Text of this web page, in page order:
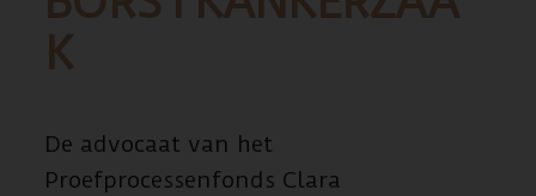
K
De advocaat van het
Proefprocessenfonds Clara